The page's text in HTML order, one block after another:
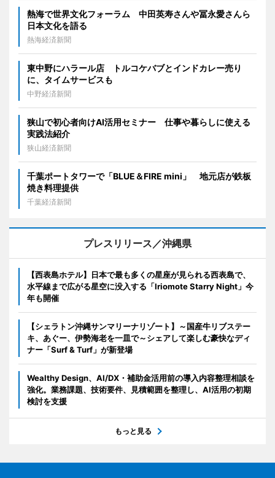
熱海で世界文化フォーラム 中田英寿さんや冨永愛さんら
日本文化を語る
熱海経済新聞
東中野にハラール店 トルコケバブとインドカレー売り
に、タイムサービスも
中野経済新聞
狭山で初心者向けAI活用セミナー 仕事や暮らしに使える
実践法紹介
狭山経済新聞
千葉ポートタワーで「BLUE＆FIRE mini」 地元店が鉄板
焼き料理提供
千葉経済新聞
プレスリリース／沖縄県
【西表島ホテル】日本で最も多くの星座が見られる西表島で、
水平線まで広がる星空に没入する「Iriomote Starry Night」今
年も開催
【シェラトン沖縄サンマリーナリゾート】～国産牛リブステー
キ、あぐー、伊勢海老を一皿で～シェアして楽しむ豪快なディ
ナー「Surf & Turf」が新登場
Wealthy Design、AI/DX・補助金活用前の導入内容整理相談を
強化。業務課題、技術要件、見積範囲を整理し、AI活用の初期
検討を支援
もっと見る